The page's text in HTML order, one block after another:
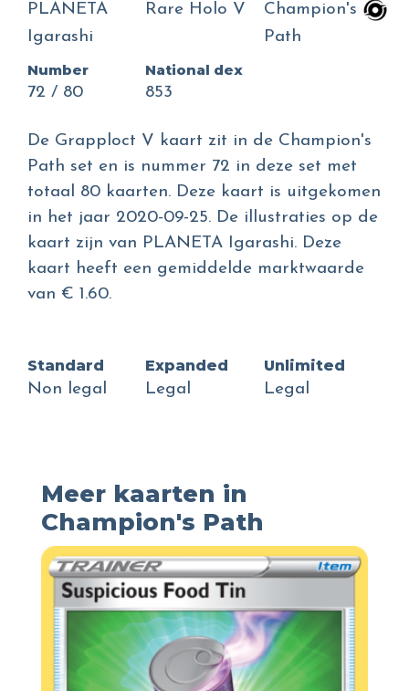
PLANETA
Igarashi
Rare Holo V
Champion's
Path
Number
72 / 80
National dex
853
De Grapploct V kaart zit in de Champion's
Path set en is nummer 72 in deze set met
totaal 80 kaarten. Deze kaart is uitgekomen
in het jaar 2020-09-25. De illustraties op de
kaart zijn van PLANETA Igarashi. Deze
kaart heeft een gemiddelde marktwaarde
van € 1.60.
Standard
Non legal
Expanded
Legal
Unlimited
Legal
Meer kaarten in
Champion's Path